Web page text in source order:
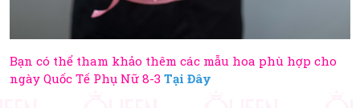
Bạn có thể tham khảo thêm các mẫu hoa phù hợp cho
ngày Quốc Tế Phụ Nữ 8-3 Tại Đây